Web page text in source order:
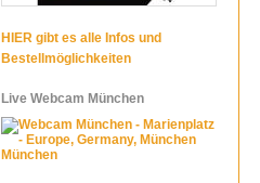
HIER gibt es alle Infos und
Bestellmöglichkeiten
Live Webcam München
München